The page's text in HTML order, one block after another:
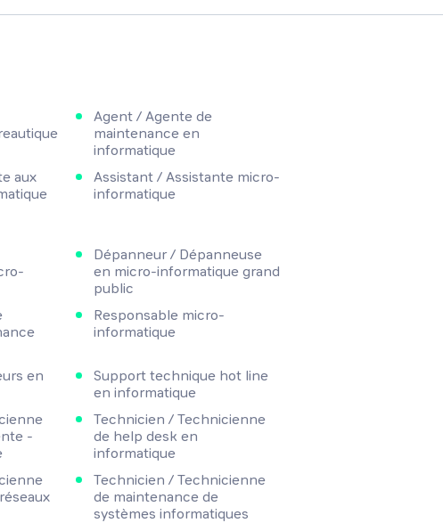
Agent / Agente de
maintenance en
informatique
aux
Assistant / Assistante micro-
informatique
Dépanneur / Dépanneuse
en micro-informatique grand
public
Responsable micro-
informatique
en
Support technique hot line
en informatique
-
Technicien / Technicienne
de help desk en
informatique
Technicien / Technicienne
de maintenance de
systèmes informatiques